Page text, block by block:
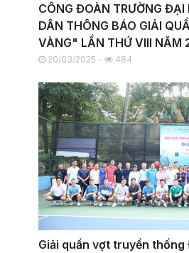
CÔNG ĐOÀN TRƯỜNG ĐẠI
DÂN THÔNG BÁO GIẢI
VÀNG" LẦN THỨ VIII NĂM
20/03/2025 - 484
Giải quần vợt truyền